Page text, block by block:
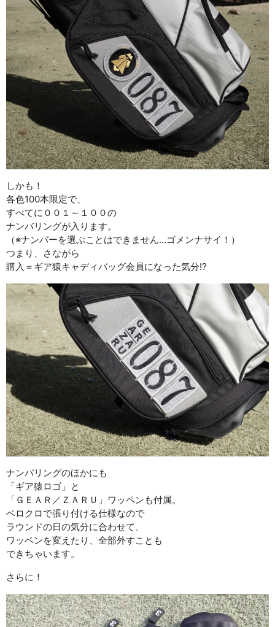
しかも！
各色100本限定で、
すべてに００１～１００の
ナンバリングが入ります。
（※ナンバーを選ぶことはできません…ゴメンナサイ！）
つまり、さながら
購入＝ギア猿キャディバッグ会員になった気分!?
ナンバリングのほかにも
「ギア猿ロゴ」と
「ＧＥＡＲ／ＺＡＲＵ」ワッペンも付属。
ベロクロで張り付ける仕様なので
ラウンドの日の気分に合わせて、
ワッペンを変えたり、全部外すことも
できちゃいます。
さらに！